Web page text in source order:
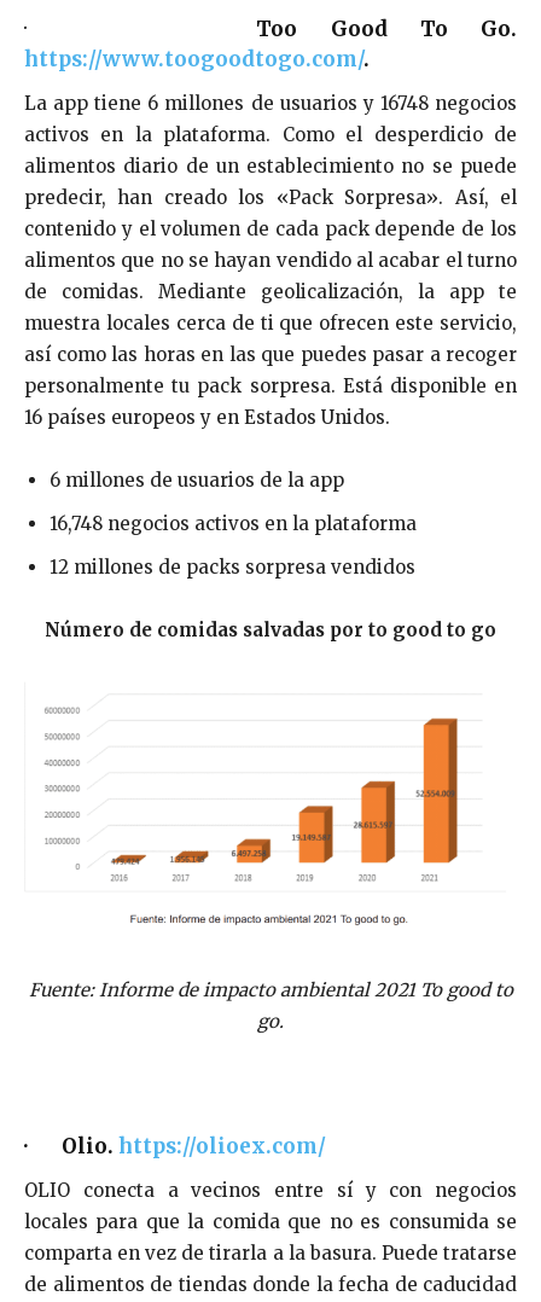
·
Too Good To Go.
https://www.toogoodtogo.com/.
La app tiene 6 millones de usuarios y 16748 negocios
activos en la plataforma. Como el desperdicio de
alimentos diario de un establecimiento no se puede
predecir, han creado los «Pack Sorpresa». Así, el
contenido y el volumen de cada pack depende de los
alimentos que no se hayan vendido al acabar el turno
de comidas. Mediante geolicalización, la app te
muestra locales cerca de ti que ofrecen este servicio,
así como las horas en las que puedes pasar a recoger
personalmente tu pack sorpresa. Está disponible en
16 países europeos y en Estados Unidos.
6 millones de usuarios de la app
16,748 negocios activos en la plataforma
12 millones de packs sorpresa vendidos
Número de comidas salvadas por to good to go
Fuente: Informe de impacto ambiental 2021 To good to
go.
· Olio. https://olioex.com/
OLIO conecta a vecinos entre sí y con negocios
locales para que la comida que no es consumida se
comparta en vez de tirarla a la basura. Puede tratarse
de alimentos de tiendas donde la fecha de caducidad